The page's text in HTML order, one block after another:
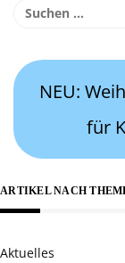
Suchen
NEU:
für
ARTIKEL NACH
Aktuelles